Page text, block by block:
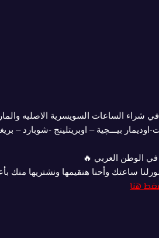
شراء الساعات السويسرية الاصليه
بيـــچية – اوبريتلينج -شوبارد –
الوطن العربي 🔥
ساعتك وأحنا هنقيمها ونشتريها منك
هنا